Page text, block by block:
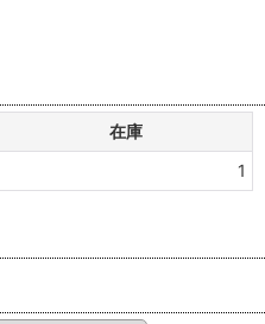
在庫
1